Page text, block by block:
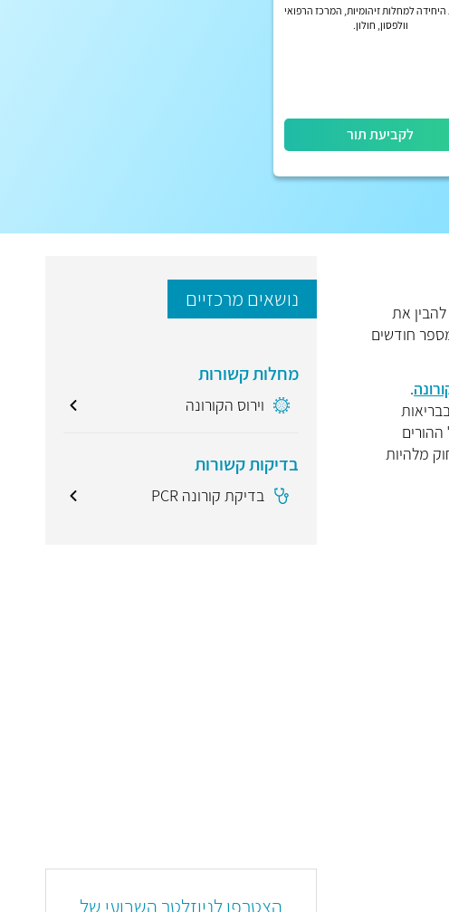
למחלות זיהומיות, המרכז הרפואי
וולפסון, חולון.
לקביעת תור
את
חודשים
.
מלהיות
נושאים מרכזיים
מחלות קשורות
וירוס הקורונה
בדיקות קשורות
בדיקת קורונה PCR
הצטרפו לניוזלטר השבועי של